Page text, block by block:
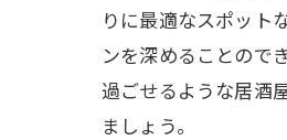
りに最適なスポット
ンを深めることので
過ごせるような居酒
ましょう。